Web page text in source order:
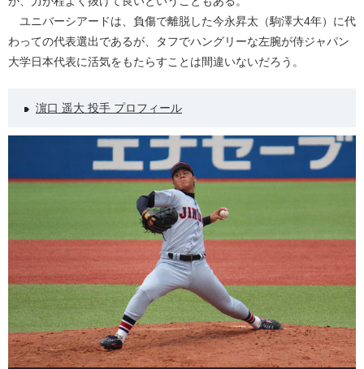
ユニバーシアードは、負傷で離脱した今永昇太（駒澤大4年）に代
わっての代表選出であるが、タフでハングリーな左腕が侍ジャパン
大学日本代表に活気をもたらすことは間違いないだろう。
濵口 遥大 投手 プロフィール